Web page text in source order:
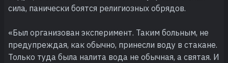
сила, панически боятся религиозных обрядов.
«Был организован эксперимент. Таким больным, не
предупреждая, как обычно, принесли воду в стакане.
Только туда была налита вода не обычная, а святая. И